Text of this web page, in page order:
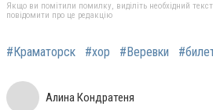
Якщо ви помітили помилку, виділіть необхідний
повідомити про це редакцію
#Краматорск #хор #Веревки
Алина Кондратеня